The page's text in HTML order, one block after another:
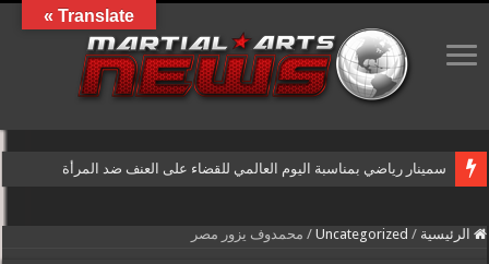
سمينار رياضي بمناسبة اليوم العالمي للقضاء على العنف ضد المرأة
الرئيسية /
Uncategorized
/ محمدوف يزور مصر
Translate »